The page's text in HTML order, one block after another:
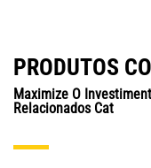
PRODUTOS
Maximize O
Relacionados Cat